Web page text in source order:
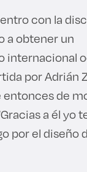
con la
a obtener un
internacional
por Adrián
de
a él yo
por el diseño